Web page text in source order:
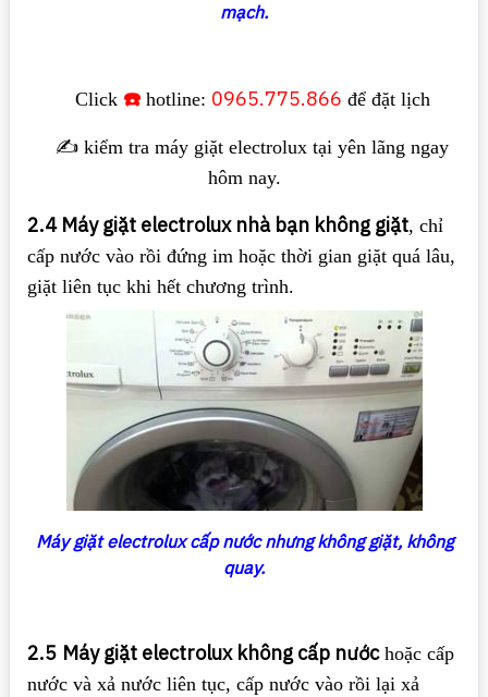
mạch.
Click ☎️hotline: 0965.775.866 để đặt lịch
✍️ kiểm tra máy giặt electrolux tại yên lãng ngay
hôm nay.
2.4 Máy giặt electrolux nhà bạn không giặt, chỉ
cấp nước vào rồi đứng im hoặc thời gian giặt quá lâu,
giặt liên tục khi hết chương trình.
Máy giặt electrolux cấp nước nhưng không giặt, không
quay.
2.5 Máy giặt electrolux không cấp nướchoặc cấp
nước và xả nước liên tục, cấp nước vào rồi lại xả